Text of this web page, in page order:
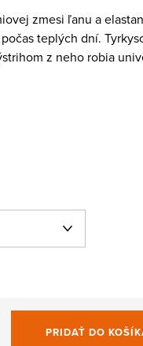
zmesi ľanu a
teplých dní.
z neho robia
PRIDAŤ DO